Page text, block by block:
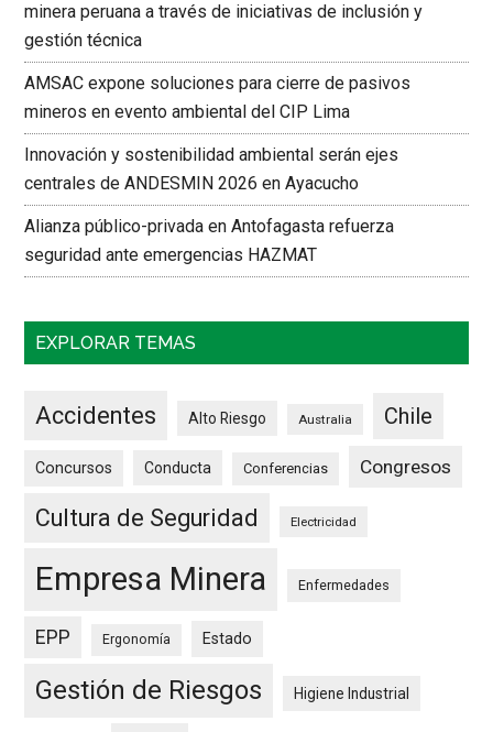
minera peruana a través de iniciativas de inclusión y
gestión técnica
AMSAC expone soluciones para cierre de pasivos
mineros en evento ambiental del CIP Lima
Innovación y sostenibilidad ambiental serán ejes
centrales de ANDESMIN 2026 en Ayacucho
Alianza público-privada en Antofagasta refuerza
seguridad ante emergencias HAZMAT
EXPLORAR TEMAS
Accidentes Alto Riesgo Australia Chile
Concursos Conducta Conferencias Congresos
Cultura de Seguridad Electricidad
Empresa Minera Enfermedades
EPP Ergonomía Estado
Gestión de Riesgos Higiene Industrial